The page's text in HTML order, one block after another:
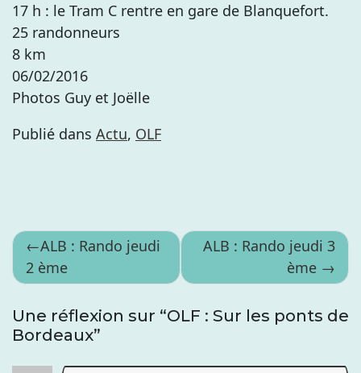
17 h : le Tram C rentre en gare de Blanquefort.
25 randonneurs
8 km
06/02/2016
Photos Guy et Joëlle
Publié dans Actu, OLF
Navigation
de
l’article
ALB : Rando jeudi
2 ème
ALB : Rando jeudi 3
ème
Une réflexion sur “OLF : Sur les ponts de
Bordeaux”